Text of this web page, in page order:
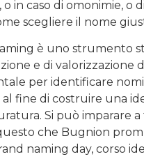
o in caso di omonimie, o
scegliere il nome
è uno strumento
e di valorizzazione
per identificare
al fine di costruire una
Si può imparare
che Bugnion
naming day, corso